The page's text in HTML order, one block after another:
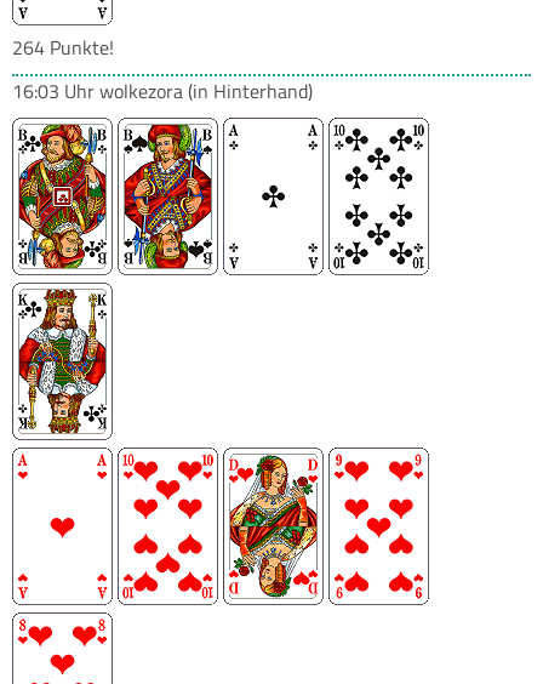
264 Punkte!
16:03 Uhrwolkezora(in Hinterhand)